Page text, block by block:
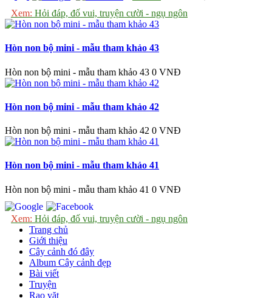
Xem: Hỏi đáp, đố vui, truyện cười - ngụ ngôn
Hòn non bộ mini - mẫu tham khảo 43
Hòn non bộ mini - mẫu tham khảo 43 0 VNĐ
Hòn non bộ mini - mẫu tham khảo 42
Hòn non bộ mini - mẫu tham khảo 42 0 VNĐ
Hòn non bộ mini - mẫu tham khảo 41
Hòn non bộ mini - mẫu tham khảo 41 0 VNĐ
Xem: Hỏi đáp, đố vui, truyện cười - ngụ ngôn
Trang chủ
Giới thiệu
Cây cảnh đó đây
Album Cây cảnh đẹp
Bài viết
Truyện
Rao vặt